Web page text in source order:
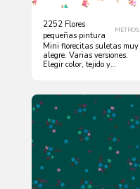
2252 Flores
pequeñas pintura
METROS
Mini florecitas suletas muy
alegre. Varias versiones.
Elegir color, tejido y